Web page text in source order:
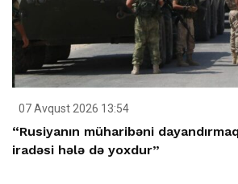
07 Avqust 2026 13:54
“Rusiyanın müharibəni
iradəsi hələ də yoxdur”